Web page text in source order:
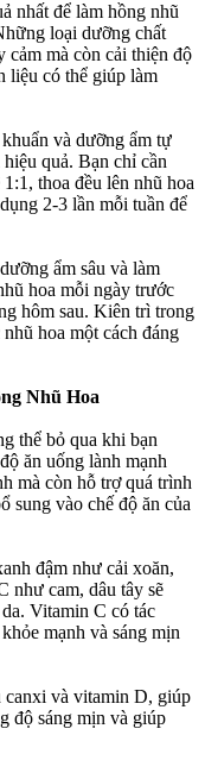
nhất để làm hồng nhũ
loại dưỡng chất
cảm mà còn cải thiện độ
liệu có thể giúp làm
và dưỡng ẩm tự
quả. Bạn chỉ cần
thoa đều lên nhũ hoa
2-3 lần mỗi tuần để
ẩm sâu và làm
hoa mỗi ngày trước
hôm sau. Kiên trì trong
hoa một cách đáng
Nhũ Hoa
thể bỏ qua khi bạn
ăn uống lành mạnh
mà còn hỗ trợ quá trình
sung vào chế độ ăn của
đậm như cải xoăn,
như cam, dâu tây sẽ
Vitamin C có tác
mạnh và sáng mịn
canxi và vitamin D, giúp
độ sáng mịn và giúp